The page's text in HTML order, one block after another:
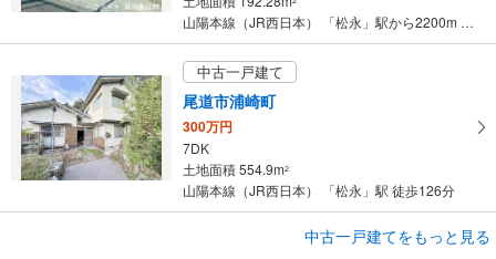
山陽本線（JR西日本） 「松永」駅から2200m 車:6分
中古一戸建て
尾道市浦崎町
300万円
7DK
土地面積 554.9m2
山陽本線（JR西日本） 「松永」駅 徒歩126分
中古一戸建てをもっと見る